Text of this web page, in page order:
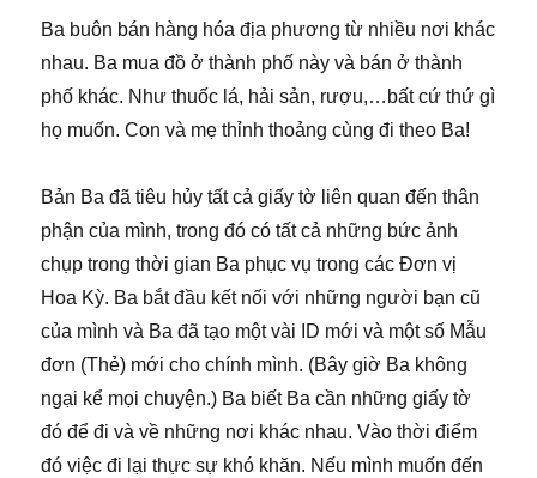
Ba buôn bán hàng hóa địa phương từ nhiều nơi khác
nhau. Ba mua đồ ở thành phố này và bán ở thành
phố khác. Như thuốc lá, hải sản, rượu,…bất cứ thứ gì
họ muốn. Con và mẹ thỉnh thoảng cùng đi theo Ba!
Bản Ba đã tiêu hủy tất cả giấy tờ liên quan đến thân
phận của mình, trong đó có tất cả những bức ảnh
chụp trong thời gian Ba phục vụ trong các Đơn vị
Hoa Kỳ. Ba bắt đầu kết nối với những người bạn cũ
của mình và Ba đã tạo một vài ID mới và một số Mẫu
đơn (Thẻ) mới cho chính mình. (Bây giờ Ba không
ngại kể mọi chuyện.) Ba biết Ba cần những giấy tờ
đó để đi và về những nơi khác nhau. Vào thời điểm
đó việc đi lại thực sự khó khăn. Nếu mình muốn đến